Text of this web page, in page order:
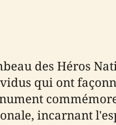
des Héros
qui ont
incarnant